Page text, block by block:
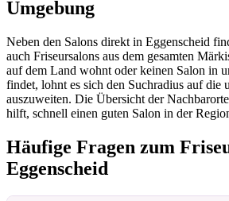
Umgebung
Neben den Salons direkt in Eggenscheid
auch Friseursalons aus dem gesamten
auf dem Land wohnt oder keinen Salon in
findet, lohnt es sich den Suchradius auf die
auszuweiten. Die Übersicht der
hilft, schnell einen guten Salon in der
Häufige Fragen zum
Eggenscheid